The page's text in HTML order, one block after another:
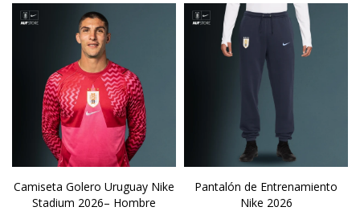
Camiseta Golero Uruguay Nike
Stadium 2026– Hombre
Pantalón de Entrenamiento
Nike 2026